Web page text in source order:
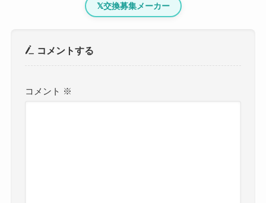
𝕏交換募集メーカー
コメントする
コメント ※